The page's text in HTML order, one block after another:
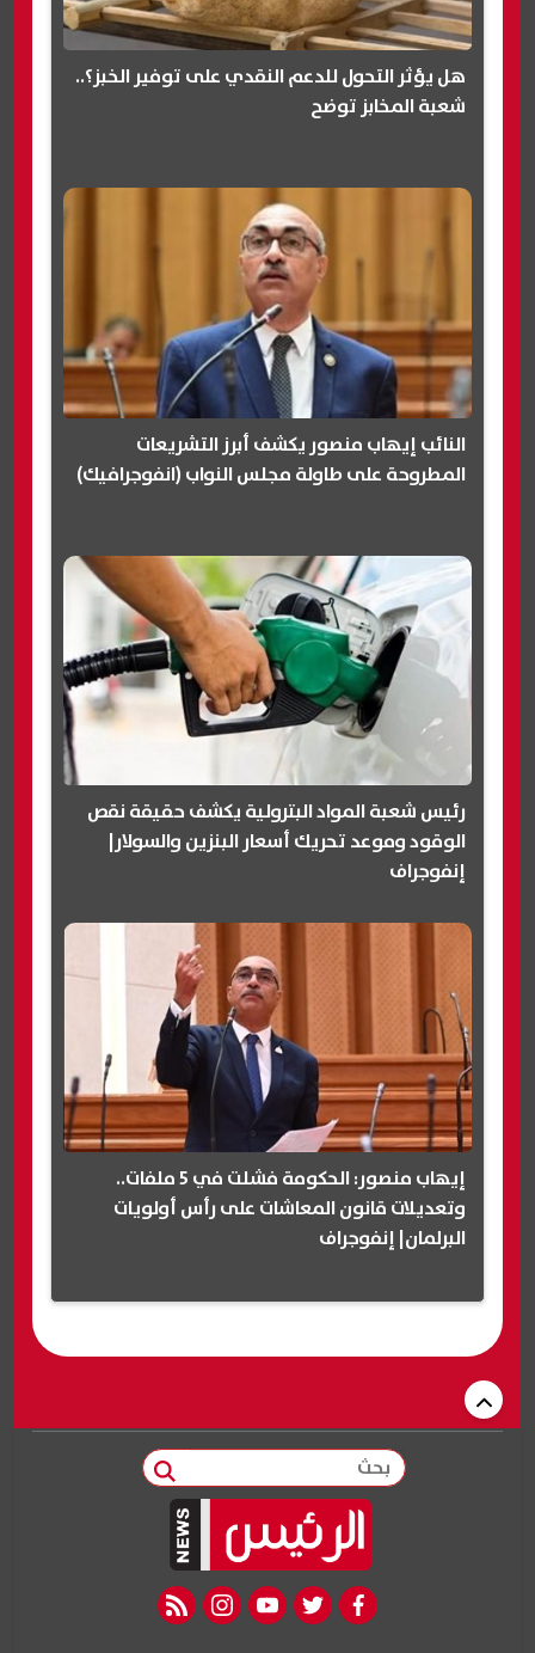
هل يؤثر التحول للدعم النقدي على توفير الخبز؟..
شعبة المخابز توضح
النائب إيهاب منصور يكشف أبرز التشريعات
المطروحة على طاولة مجلس النواب (انفوجرافيك)
رئيس شعبة المواد البترولية يكشف حقيقة نقص
الوقود وموعد تحريك أسعار البنزين والسولار|
إنفوجراف
إيهاب منصور: الحكومة فشلت في 5 ملفات..
وتعديلات قانون المعاشات على رأس أولويات
البرلمان| إنفوجراف
بحث
facebook
twitter
youtube
instagram
rss feed